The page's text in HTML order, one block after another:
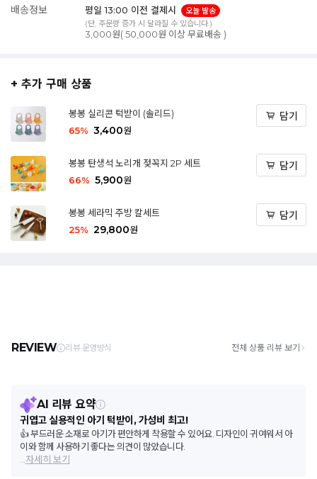
배송정보 평일 13:00 이전 결제시
오늘 발송
(단, 주문량 증가 시 달라질 수 있습니다.)
3,000원( 50,000원 이상 무료배송 )
+ 추가 구매 상품
봉봉 실리콘 턱받이 (솔리드)
65% 3,400원
담기
봉봉 탄생석 노리개 젖꼭지 2P 세트
66% 5,900원
담기
봉봉 세라믹 주방 칼세트
25% 29,800원
담기